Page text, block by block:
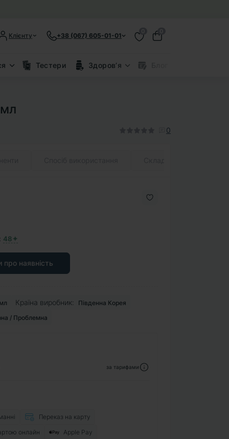
Клієнту +38 (067) 605-01-01
Тестери Здоровʼя
0
48✦
про наявність
Країна виробник: Південна Корея
/ Проблемна
за тарифами
Переказ на карту
онлайн
Apple Pay